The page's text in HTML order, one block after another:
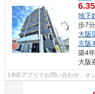
6.35
地下
歩7分
大阪
京阪
築4
大阪
LINEアプリでお問い合わせ、オ